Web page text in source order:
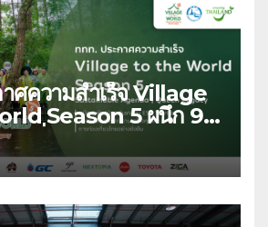
ศความสำเร็จ Village
Season 5 ผนึก 9
คลื่อน ESG Tourism
าชปณิธาน สร้างคุณค่า
ไทยอย่างยั่งยืน